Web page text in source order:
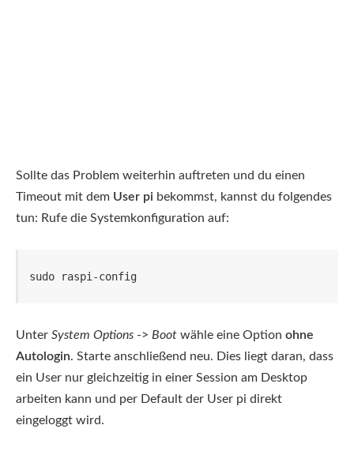
Sollte das Problem weiterhin auftreten und du einen
Timeout mit dem User pi bekommst, kannst du folgendes
tun: Rufe die Systemkonfiguration auf:
sudo raspi-config
Unter System Options -> Boot wähle eine Option ohne
Autologin. Starte anschließend neu. Dies liegt daran, dass
ein User nur gleichzeitig in einer Session am Desktop
arbeiten kann und per Default der User pi direkt
eingeloggt wird.